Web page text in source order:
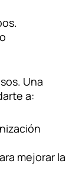
Una
a:
mejorar la